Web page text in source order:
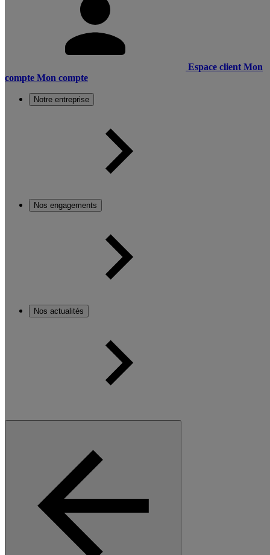
Espace client Mon
compte Mon compte
Notre entreprise
Nos engagements
Nos actualités